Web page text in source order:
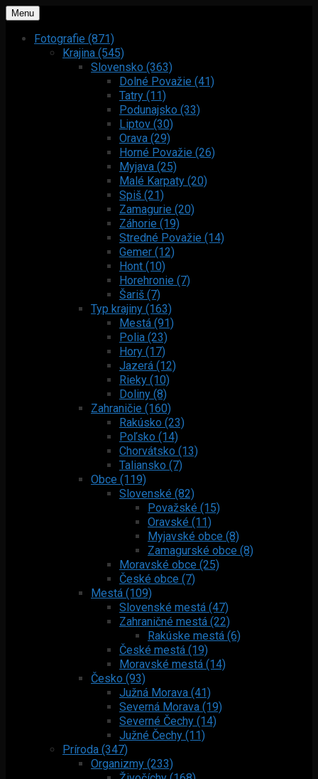
Menu
Fotografie (871)
Krajina (545)
Slovensko (363)
Dolné Považie (41)
Tatry (11)
Podunajsko (33)
Liptov (30)
Orava (29)
Horné Považie (26)
Myjava (25)
Malé Karpaty (20)
Spiš (21)
Zamagurie (20)
Záhorie (19)
Stredné Považie (14)
Gemer (12)
Hont (10)
Horehronie (7)
Šariš (7)
Typ krajiny (163)
Mestá (91)
Polia (23)
Hory (17)
Jazerá (12)
Rieky (10)
Doliny (8)
Zahraničie (160)
Rakúsko (23)
Poľsko (14)
Chorvátsko (13)
Taliansko (7)
Obce (119)
Slovenské (82)
Považské (15)
Oravské (11)
Myjavské obce (8)
Zamagurské obce (8)
Moravské obce (25)
České obce (7)
Mestá (109)
Slovenské mestá (47)
Zahraničné mestá (22)
Rakúske mestá (6)
České mestá (19)
Moravské mestá (14)
Česko (93)
Južná Morava (41)
Severná Morava (19)
Severné Čechy (14)
Južné Čechy (11)
Príroda (347)
Organizmy (233)